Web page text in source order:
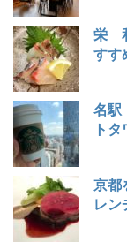
栄
すす
名駅
ト
京都
レン